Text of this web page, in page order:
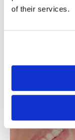
of their services.